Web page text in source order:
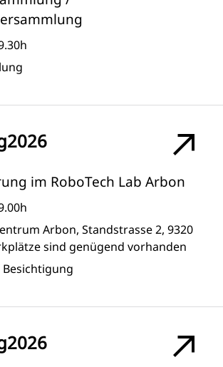
2026
im RoboTech Lab Arbon
Arbon, Standstrasse 2, 9320
sind genügend vorhanden
2026